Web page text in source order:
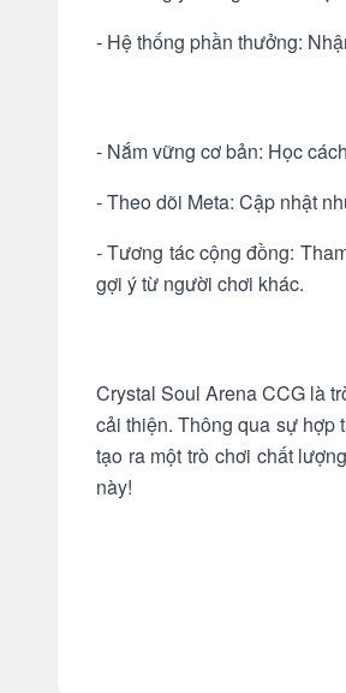
- Hệ thống phần thưởng:
- Nắm vững cơ bản: Học
- Theo dõi Meta: Cập nhật
- Tương tác cộng đồng:
gợi ý từ người chơi khác.
Crystal Soul Arena CCG là
cải thiện. Thông qua sự hợp
tạo ra một trò chơi chất
này!